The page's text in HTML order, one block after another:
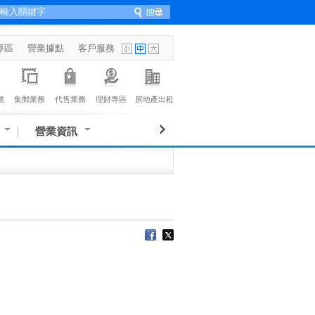
區 營業據點 客戶服務
集郵業務 代售業務 理財專區 房地產出租
營業資訊